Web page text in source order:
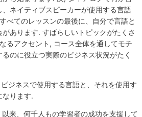
ネイティブスピーカーが使用する言語
べてのレッスンの最後に、自分で言語と
あります. すばらしいトピックがたくさ
るアクセント, コース全体を通してモチ
のに役立つ実際のビジネス状況がたく
ジネスで使用する言語と、それを使用す
なります.
来、何千人もの学習者の成功を支援して